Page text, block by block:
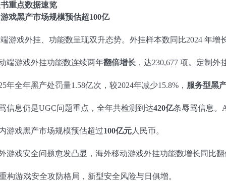
重点数据速览
戏黑产市场规模预估超100亿
游戏外挂、功能数呈现双升态势。外挂样本数同比2024 年增
端游戏外挂功能数连续两年翻倍增长 ，达230,677 项。定制
年全年黑产处罚量1.58亿次，较2024年减少15.8%， 服务型黑
信息仍是UGC问题重点，全年共检测到达420亿条辱骂信息。
游戏黑产市场规模预估超过100亿元 人民币。
游戏安全问题愈发凸显，海外移动游戏外挂功能数增长同比
构游戏安全攻防格局，新型安全风险与日俱增。